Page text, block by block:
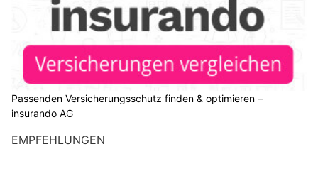
Passenden Versicherungsschutz finden & optimieren –
insurando AG
EMPFEHLUNGEN